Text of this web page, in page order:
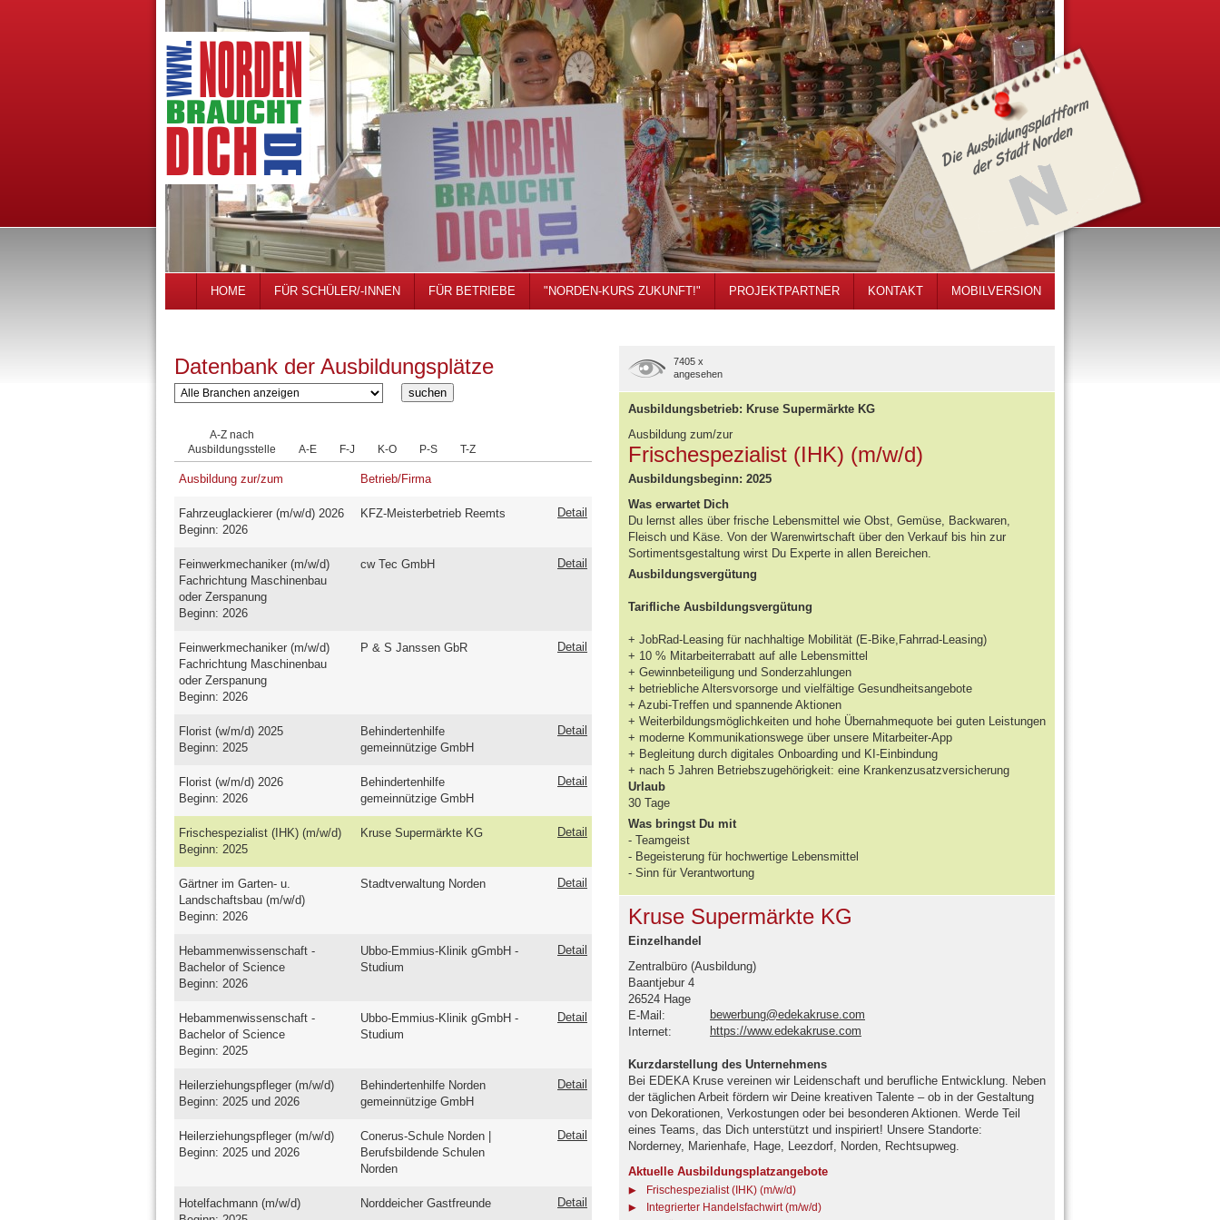
HOME FÜR SCHÜLER/-INNEN FÜR BETRIEBE "NORDEN-KURS ZUKUNFT!" PROJEKTPARTNER KONTAKT MOBILVERSION
Datenbank der Ausbildungsplätze
A-Z nach
Ausbildungsstelle
A-E F-J K-O P-S T-Z
Ausbildung zur/zum Betrieb/Firma
Fahrzeuglackierer (m/w/d) 2026
Beginn: 2026
KFZ-Meisterbetrieb Reemts Detail
Feinwerkmechaniker (m/w/d)
Fachrichtung Maschinenbau
oder Zerspanung
Beginn: 2026
cw Tec GmbH Detail
Feinwerkmechaniker (m/w/d)
Fachrichtung Maschinenbau
oder Zerspanung
Beginn: 2026
P & S Janssen GbR Detail
Florist (w/m/d) 2025
Beginn: 2025
Behindertenhilfe
gemeinnützige GmbH
Detail
Florist (w/m/d) 2026
Beginn: 2026
Behindertenhilfe
gemeinnützige GmbH
Detail
Frischespezialist (IHK) (m/w/d)
Beginn: 2025
Kruse Supermärkte KG Detail
Gärtner im Garten- u.
Landschaftsbau (m/w/d)
Beginn: 2026
Stadtverwaltung Norden Detail
Hebammenwissenschaft -
Bachelor of Science
Beginn: 2026
Ubbo-Emmius-Klinik gGmbH -
Studium
Detail
Hebammenwissenschaft -
Bachelor of Science
Beginn: 2025
Ubbo-Emmius-Klinik gGmbH -
Studium
Detail
Heilerziehungspfleger (m/w/d)
Beginn: 2025 und 2026
Behindertenhilfe Norden
gemeinnützige GmbH
Detail
Heilerziehungspfleger (m/w/d)
Beginn: 2025 und 2026
Conerus-Schule Norden |
Berufsbildende Schulen
Norden
Detail
Hotelfachmann (m/w/d)
Norddeicher Gastfreunde Detail
7405 x
angesehen
Ausbildungsbetrieb: Kruse Supermärkte KG
Ausbildung zum/zur
Frischespezialist (IHK) (m/w/d)
Ausbildungsbeginn: 2025
Was erwartet Dich
Du lernst alles über frische Lebensmittel wie Obst, Gemüse, Backwaren,
Fleisch und Käse. Von der Warenwirtschaft über den Verkauf bis hin zur
Sortimentsgestaltung wirst Du Experte in allen Bereichen.
Ausbildungsvergütung
Tarifliche Ausbildungsvergütung
+ JobRad-Leasing für nachhaltige Mobilität (E-Bike,Fahrrad-Leasing)
+ 10 % Mitarbeiterrabatt auf alle Lebensmittel
+ Gewinnbeteiligung und Sonderzahlungen
+ betriebliche Altersvorsorge und vielfältige Gesundheitsangebote
+ Azubi-Treffen und spannende Aktionen
+ Weiterbildungsmöglichkeiten und hohe Übernahmequote bei guten Leistungen
+ moderne Kommunikationswege über unsere Mitarbeiter-App
+ Begleitung durch digitales Onboarding und KI-Einbindung
+ nach 5 Jahren Betriebszugehörigkeit: eine Krankenzusatzversicherung
Urlaub
30 Tage
Was bringst Du mit
- Teamgeist
- Begeisterung für hochwertige Lebensmittel
- Sinn für Verantwortung
Kruse Supermärkte KG
Einzelhandel
Zentralbüro (Ausbildung)
Baantjebur 4
26524 Hage
E-Mail:
bewerbung@edekakruse.com
Internet:
https://www.edekakruse.com
Kurzdarstellung des Unternehmens
Bei EDEKA Kruse vereinen wir Leidenschaft und berufliche Entwicklung. Neben
der täglichen Arbeit fördern wir Deine kreativen Talente – ob in der Gestaltung
von Dekorationen, Verkostungen oder bei besonderen Aktionen. Werde Teil
eines Teams, das Dich unterstützt und inspiriert! Unsere Standorte:
Norderney, Marienhafe, Hage, Leezdorf, Norden, Rechtsupweg.
Aktuelle Ausbildungsplatzangebote
Frischespezialist (IHK) (m/w/d)
Integrierter Handelsfachwirt (m/w/d)